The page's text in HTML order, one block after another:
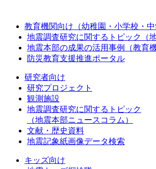
教育機関向け（幼稚園・小学校・
地震調査研究に関するトピック（
地震本部の成果の活用事例（教育機
防災教育支援推進ポータル
研究者向け
研究プロジェクト
観測施設
地震調査研究に関するトピック
（地震本部ニュースコラム）
文献・歴史資料
地震記象紙画像データ検索
キッズ向け